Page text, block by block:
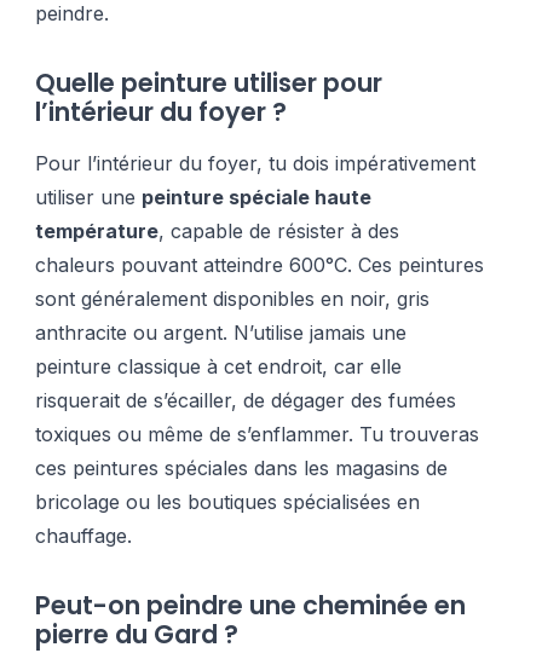
peindre.
Quelle peinture utiliser pour
l’intérieur du foyer ?
Pour l’intérieur du foyer, tu dois impérativement
utiliser une peinture spéciale haute
température, capable de résister à des
chaleurs pouvant atteindre 600°C. Ces peintures
sont généralement disponibles en noir, gris
anthracite ou argent. N’utilise jamais une
peinture classique à cet endroit, car elle
risquerait de s’écailler, de dégager des fumées
toxiques ou même de s’enflammer. Tu trouveras
ces peintures spéciales dans les magasins de
bricolage ou les boutiques spécialisées en
chauffage.
Peut-on peindre une cheminée en
pierre du Gard ?